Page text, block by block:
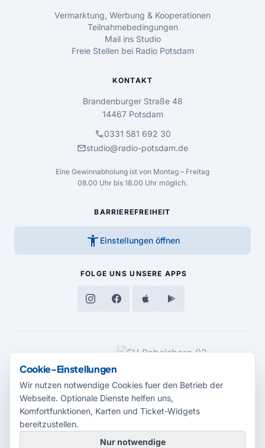
Vermarktung, Werbung & Kooperationen
Teilnahmebedingungen
Mail ins Studio
Freie Stellen bei Radio Potsdam
KONTAKT
Brandenburger Straße 48
14467 Potsdam
call0331 581 692 30
mailstudio@radio-potsdam.de
Eine Gewinnabholung ist von Montag – Freitag
08.00 Uhr bis 18.00 Uhr möglich.
BARRIEREFREIHEIT
accessibility_new Einstellungen öffnen
FOLGE UNS UNSERE APPS
MEDIENPARTNER
Cookie-Einstellungen
Wir nutzen notwendige Cookies fuer den Betrieb der
Webseite. Optionale Dienste helfen uns,
Komfortfunktionen, Karten und Ticket-Widgets
bereitzustellen.
Nur notwendige